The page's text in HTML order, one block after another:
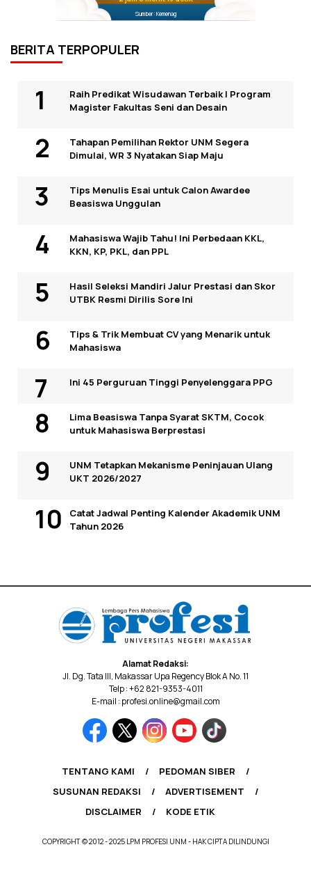
Sumber: Kemenag
BERITA TERPOPULER
Raih Predikat Wisudawan Terbaik I Program
Magister Fakultas Seni dan Desain
Tahapan Pemilihan Rektor UNM Segera
Dimulai, WR 3 Nyatakan Siap Maju
Tips Menulis Esai untuk Calon Awardee
Beasiswa Unggulan
Mahasiswa Wajib Tahu! Ini Perbedaan KKL,
KKN, KP, PKL, dan PPL
Hasil Seleksi Mandiri Jalur Prestasi dan Skor
UTBK Resmi Dirilis Sore Ini
Tips & Trik Membuat CV yang Menarik untuk
Mahasiswa
Ini 45 Perguruan Tinggi Penyelenggara PPG
Lima Beasiswa Tanpa Syarat SKTM, Cocok
untuk Mahasiswa Berprestasi
UNM Tetapkan Mekanisme Peninjauan Ulang
UKT 2026/2027
Catat Jadwal Penting Kalender Akademik UNM
Tahun 2026
Alamat Redaksi:
Jl. Dg. Tata III, Makassar Upa Regency Blok A No. 11
Telp : +62 821-9353-4011
E-mail : profesi.online@gmail.com
TENTANG KAMI
PEDOMAN SIBER
SUSUNAN REDAKSI
ADVERTISEMENT
DISCLAIMER
KODE ETIK
COPYRIGHT © 2012 - 2025 LPM PROFESI UNM - HAK CIPTA DILINDUNGI